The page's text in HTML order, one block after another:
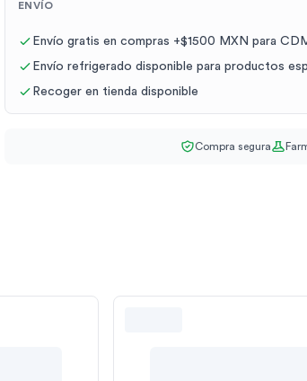
ENVÍO
Envío gratis en compras +$1500 MXN para
Envío refrigerado disponible para productos
Recoger en tienda disponible
Compra segura